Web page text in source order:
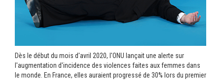
Dès le début du mois d'avril 2020, l'ONU lançait une alerte sur
l'augmentation d'incidence des violences faites aux femmes dans
le monde. En France, elles auraient progressé de 30% lors du premier